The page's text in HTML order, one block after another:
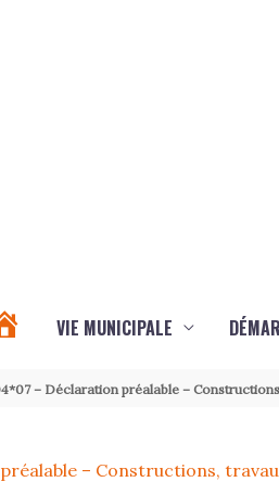
VIE MUNICIPALE
– Déclaration préalable –
préalable – Constructions,